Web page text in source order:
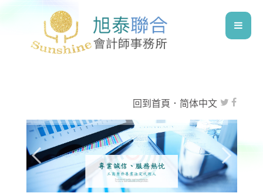
回到首頁 ． 简体中文